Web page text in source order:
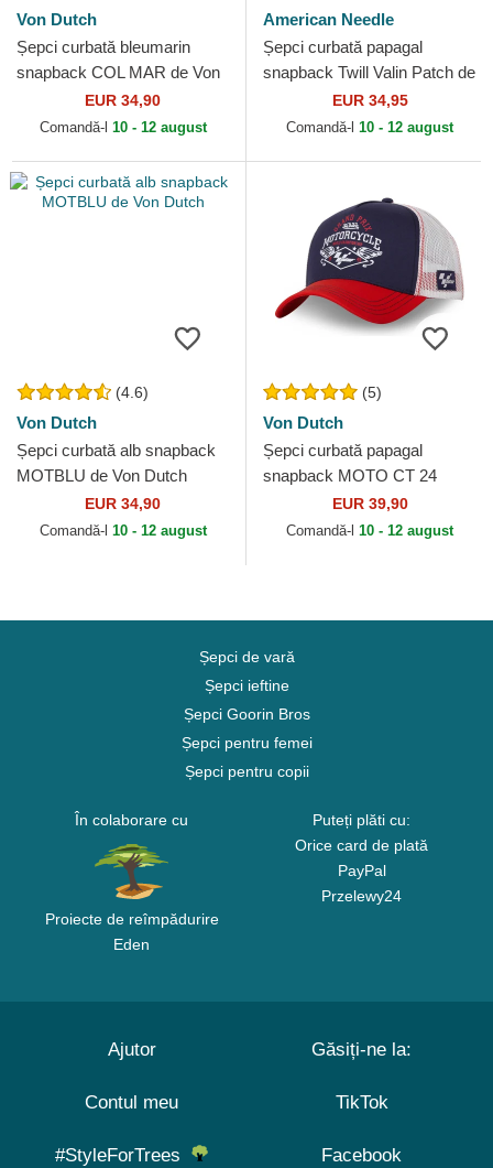
Von Dutch
Șepci curbată bleumarin
snapback COL MAR de Von
EUR 34,90
Comandă-l 10 - 12 august
American Needle
Șepci curbată papagal
snapback Twill Valin Patch de
American Needle
EUR 34,95
Comandă-l 10 - 12 august
(4.6)
Von Dutch
Șepci curbată alb snapback
MOTBLU de Von Dutch
EUR 34,90
Comandă-l 10 - 12 august
(5)
Von Dutch
Șepci curbată papagal
snapback MOTO CT 24
MotoGP de MotoGP de Von
Dutch
EUR 39,90
Comandă-l 10 - 12 august
Șepci de vară
Șepci ieftine
Șepci Goorin Bros
Șepci pentru femei
Șepci pentru copii
În colaborare cu
Proiecte de reîmpădurire
Eden
Puteți plăti cu:
Orice card de plată
PayPal
Przelewy24
Ajutor
Contul meu
#StyleForTrees
Găsiți-ne la:
TikTok
Facebook